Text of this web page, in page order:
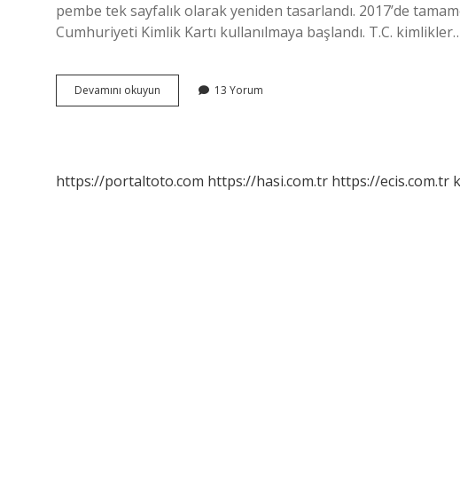
pembe tek sayfalık olarak yeniden tasarlandı. 2017’de
Cumhuriyeti Kimlik Kartı kullanılmaya başlandı. T.C.
Devamını okuyun
Kimlik
13 Yorum
https://portaltoto.com https://hasi.com.tr https://ecis.com.tr